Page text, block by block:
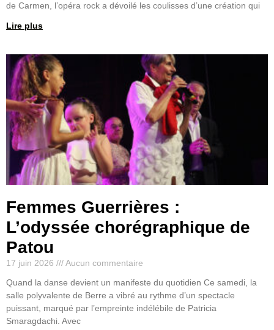
de Carmen, l’opéra rock a dévoilé les coulisses d’une création qui
Lire plus
Femmes Guerrières :
L’odyssée chorégraphique de
Patou
17 juin 2026
Aucun commentaire
Quand la danse devient un manifeste du quotidien Ce samedi, la
salle polyvalente de Berre a vibré au rythme d’un spectacle
puissant, marqué par l’empreinte indélébile de Patricia
Smaragdachi. Avec